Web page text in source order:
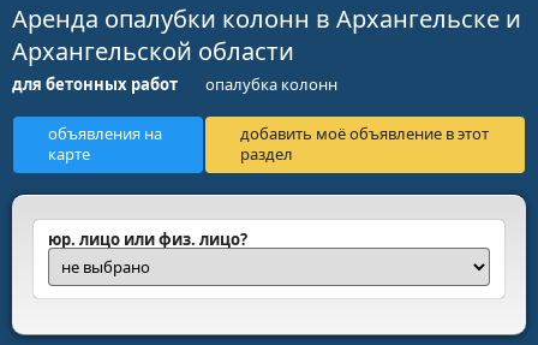
Аренда опалубки колонн в Архангельске и
Архангельской области
для бетонных работ опалубка колонн
объявления на
карте
добавить моё объявление в этот
раздел
юр. лицо или физ. лицо?